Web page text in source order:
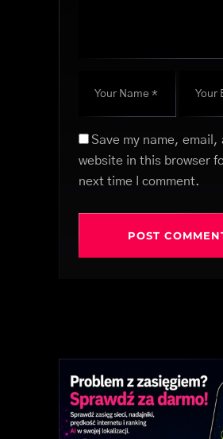
Save my name, email,
website in this browser
next time I comment.